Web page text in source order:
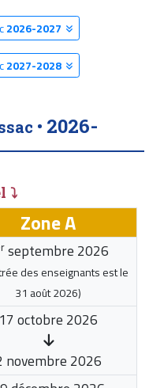
2026-2027
2027-2028
• 2026-
⤵
Zone A
septembre 2026
des enseignants est le
31 août 2026)
17 octobre 2026
novembre 2026